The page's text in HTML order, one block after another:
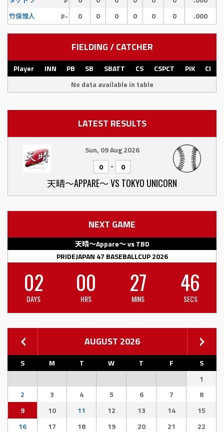
竹俣惟人 P- 0 0 0 0 0 0 .000
FIELDING / CATCHER
Player INN PB SB SBATT CS CSPCT PIK
CI
No data available in table
LATEST RESULTS
Sun, 09 Aug 2026
0
- 0
天晴〜APPARE〜 VS TOKYO UNICORN
NEXT GAME
天晴〜Appare〜 vs TBD
PRIDEJAPAN 47 BASEBALLCUP 2026
02
DAYS
00
HRS
27
MINS
46
SECS
AUGUST 2026
S M T W T F
S
1
2
3 4 5 6 7
8
9
10 11 12 13 14
15
16
17 18 19 20 21
22